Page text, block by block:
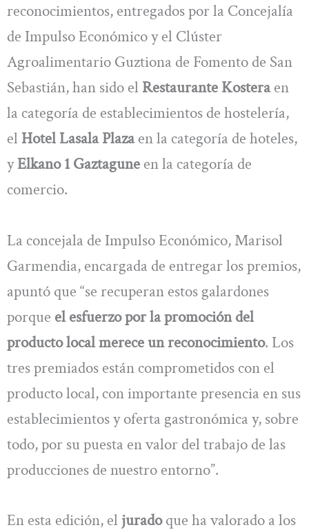
reconocimientos, entregados por la Concejalía
de Impulso Económico y el Clúster
Agroalimentario Guztiona de Fomento de San
Sebastián, han sido el Restaurante Kosteraen
la categoría de establecimientos de hostelería,
el Hotel Lasala Plazaen la categoría de hoteles,
yElkano 1 Gaztagune en la categoría de
comercio.
La concejala de Impulso Económico, Marisol
Garmendia, encargada de entregar los premios,
apuntó que “se recuperan estos galardones
porque el esfuerzo por la promoción del
producto local merece un reconocimiento. Los
tres premiados están comprometidos con el
producto local, con importante presencia en sus
establecimientos y oferta gastronómica y, sobre
todo, por su puesta en valor del trabajo de las
producciones de nuestro entorno”.
En esta edición, el juradoque ha valorado a los